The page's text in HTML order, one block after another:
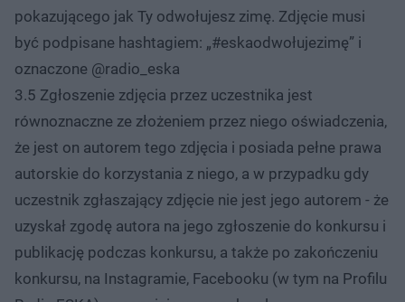
pokazującego jak Ty odwołujesz zimę. Zdjęcie musi
być podpisane hashtagiem: „#eskaodwołujezimę” i
oznaczone @radio_eska
3.5 Zgłoszenie zdjęcia przez uczestnika jest
równoznaczne ze złożeniem przez niego oświadczenia,
że jest on autorem tego zdjęcia i posiada pełne prawa
autorskie do korzystania z niego, a w przypadku gdy
uczestnik zgłaszający zdjęcie nie jest jego autorem - że
uzyskał zgodę autora na jego zgłoszenie do konkursu i
publikację podczas konkursu, a także po zakończeniu
konkursu, na Instagramie, Facebooku (w tym na Profilu